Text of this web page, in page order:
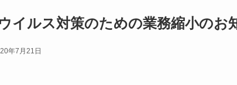
イルス対策のための業務縮小のお
年7月21日